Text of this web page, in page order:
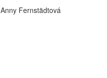
Anny Fernstädtová